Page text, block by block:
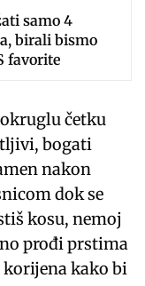
samo 4
birali bismo
favorite
četku
bogati
nakon
dok se
kosu, nemoj
prođi prstima
kako bi